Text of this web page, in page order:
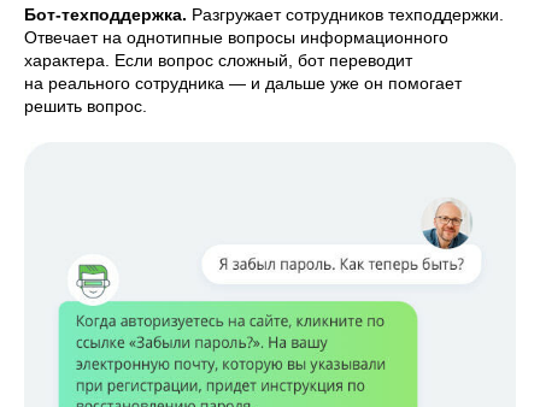
Бот-техподдержка. Разгружает сотрудников техподдержки.
Отвечает на однотипные вопросы информационного
характера. Если вопрос сложный, бот переводит
на реального сотрудника — и дальше уже он помогает
решить вопрос.